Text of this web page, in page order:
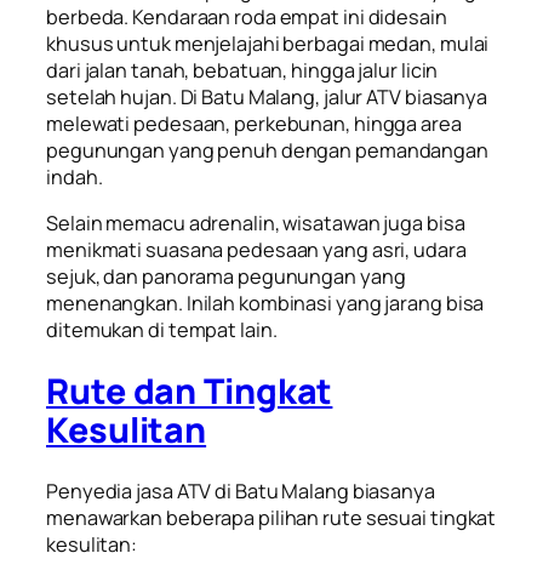
berbeda. Kendaraan roda empat ini didesain
khusus untuk menjelajahi berbagai medan, mulai
dari jalan tanah, bebatuan, hingga jalur licin
setelah hujan. Di Batu Malang, jalur ATV biasanya
melewati pedesaan, perkebunan, hingga area
pegunungan yang penuh dengan pemandangan
indah.
Selain memacu adrenalin, wisatawan juga bisa
menikmati suasana pedesaan yang asri, udara
sejuk, dan panorama pegunungan yang
menenangkan. Inilah kombinasi yang jarang bisa
ditemukan di tempat lain.
Rute dan Tingkat
Kesulitan
Penyedia jasa ATV di Batu Malang biasanya
menawarkan beberapa pilihan rute sesuai tingkat
kesulitan: